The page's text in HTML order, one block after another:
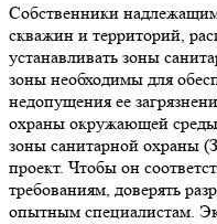
Собственники
скважин и территорий,
устанавливать зоны
зоны необходимы для
недопущения ее
охраны окружающей
зоны санитарной охраны
проект. Чтобы он
требованиям, доверять
опытным специалистам.